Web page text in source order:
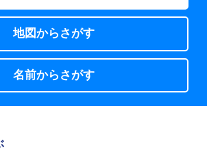
地図からさがす
名前からさがす